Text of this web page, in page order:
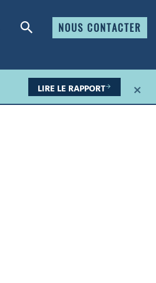
NOUS CONTACTER
LIRE LE RAPPORT ×